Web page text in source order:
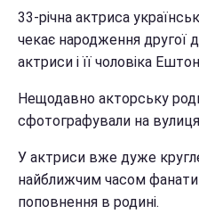
33-річна актриса
чекає народження другої
актриси і її чоловіка
Нещодавно акторську
сфотографували на
У актриси вже дуже
найближчим часом
поповнення в родині.